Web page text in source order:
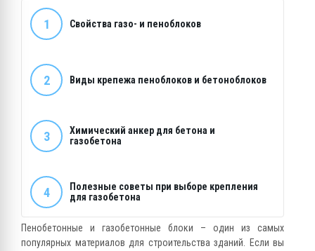
1 Свойства газо- и пеноблоков
2 Виды крепежа пеноблоков и бетоноблоков
3
Химический анкер для бетона и
газобетона
4
Полезные советы при выборе крепления
для газобетона
Пенобетонные и газобетонные блоки – один из самых
популярных материалов для строительства зданий. Если вы